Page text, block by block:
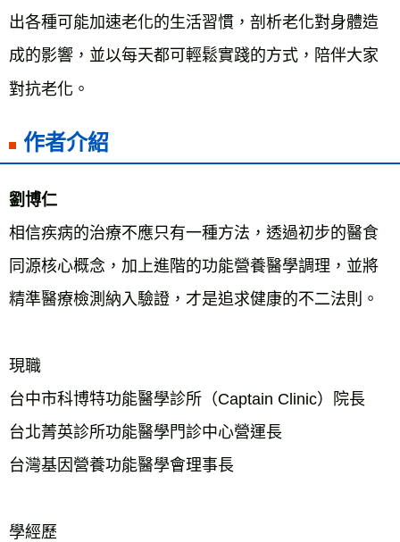
出各種可能加速老化的生活習慣，剖析老化對身體造
成的影響，並以每天都可輕鬆實踐的方式，陪伴大家
作者介紹
劉博仁
相信疾病的治療不應只有一種方法，透過初步的醫食
同源核心概念，加上進階的功能營養醫學調理，並將
精準醫療檢測納入驗證，才是追求健康的不二法則。
現職
台中市科博特功能醫學診所（Captain Clinic）院長
台北菁英診所功能醫學門診中心營運長
台灣基因營養功能醫學會理事長
學經歷